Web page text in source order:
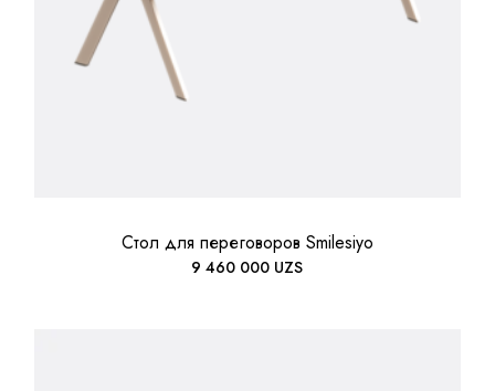
Стол для переговоров Smilesiyo
9 460 000 UZS